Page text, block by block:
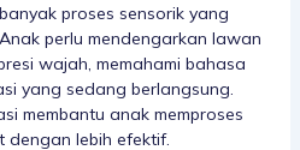
proses sensorik yang
perlu mendengarkan lawan
wajah, memahami bahasa
yang sedang berlangsung.
membantu anak memproses
dengan lebih efektif.